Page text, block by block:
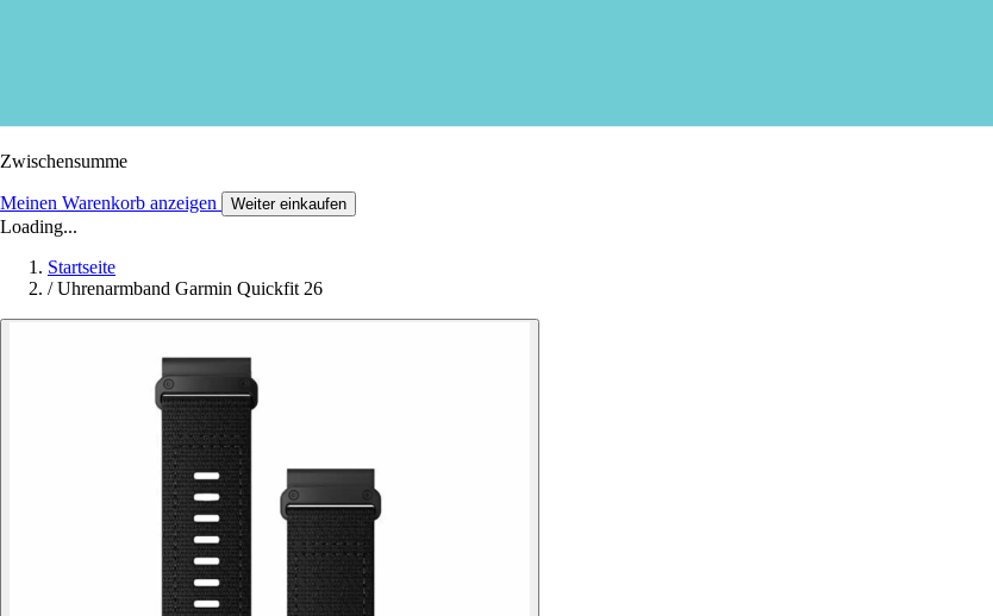
Zwischensumme
Meinen Warenkorb anzeigen Weiter einkaufen
Loading...
Startseite
/ Uhrenarmband Garmin Quickfit 26